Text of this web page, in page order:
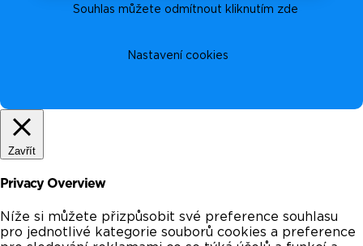
Nastavení cookies
Souhlas můžete odmítnout kliknutím zde
Zavřít
Privacy Overview
Níže si můžete přizpůsobit své preference souhlasu
pro jednotlivé kategorie souborů cookies a preference